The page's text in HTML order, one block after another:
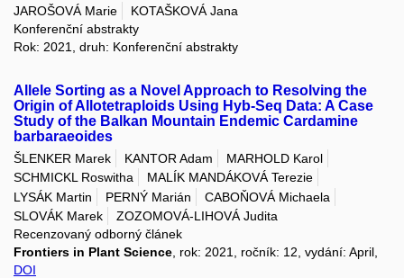
JAROŠOVÁ Marie
KOTAŠKOVÁ Jana
Konferenční abstrakty
Rok: 2021, druh: Konferenční abstrakty
Allele Sorting as a Novel Approach to Resolving the
Origin of Allotetraploids Using Hyb-Seq Data: A Case
Study of the Balkan Mountain Endemic Cardamine
barbaraeoides
ŠLENKER Marek KANTOR Adam
MARHOLD Karol
SCHMICKL Roswitha
MALÍK MANDÁKOVÁ Terezie
LYSÁK Martin
PERNÝ Marián
CABOŇOVÁ Michaela
SLOVÁK Marek
ZOZOMOVÁ-LIHOVÁ Judita
Recenzovaný odborný článek
Frontiers in Plant Science , rok: 2021, ročník: 12, vydání: April,
DOI